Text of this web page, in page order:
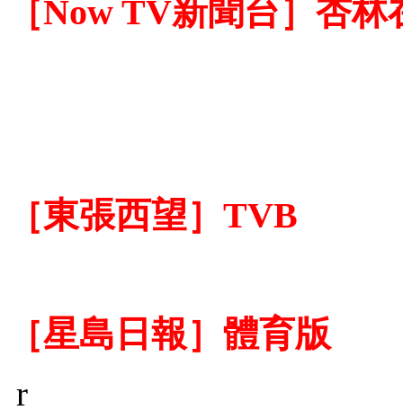
［Now TV新聞台］杏林
［東張西望］TVB
［星島日報］體育版
r